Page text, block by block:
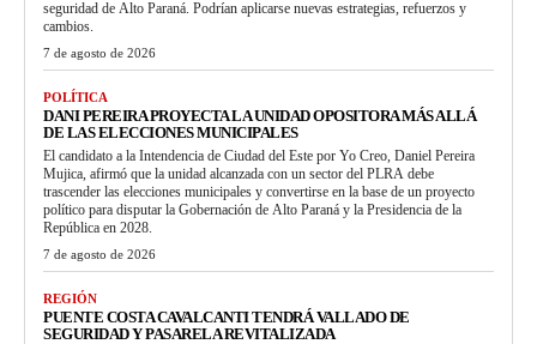
seguridad de Alto Paraná. Podrían aplicarse nuevas estrategias, refuerzos y
cambios.
7 de agosto de 2026
POLÍTICA
DANI PEREIRA PROYECTA LA UNIDAD OPOSITORA MÁS ALLÁ
DE LAS ELECCIONES MUNICIPALES
El candidato a la Intendencia de Ciudad del Este por Yo Creo, Daniel Pereira
Mujica, afirmó que la unidad alcanzada con un sector del PLRA debe
trascender las elecciones municipales y convertirse en la base de un proyecto
político para disputar la Gobernación de Alto Paraná y la Presidencia de la
República en 2028.
7 de agosto de 2026
REGIÓN
PUENTE COSTA CAVALCANTI TENDRÁ VALLADO DE
SEGURIDAD Y PASARELA REVITALIZADA